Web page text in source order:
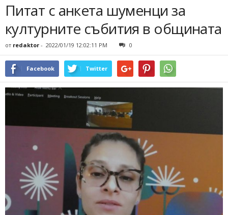
Питат с анкета шуменци за
културните събития в общината
от redaktor - 2022/01/19 12:02:11 PM 0
Facebook Twitter